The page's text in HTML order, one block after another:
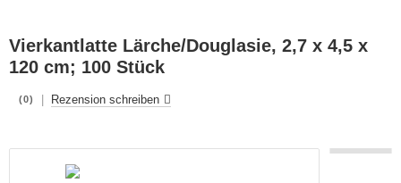
Vierkantlatte Lärche/Douglasie, 2,7 x 4,5 x
120 cm; 100 Stück
(0) Rezension schreiben